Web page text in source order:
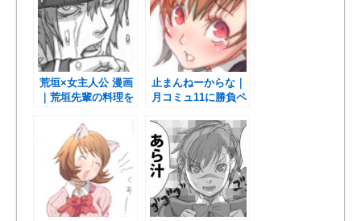
荒垣×女主人公 漫画
｜荒垣先輩の料理を
止まんねーからな｜
月コミュ11に勝負ペ